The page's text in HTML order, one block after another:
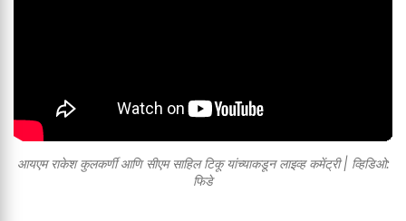
आयएम राकेश कुलकर्णी आणि सीएम साहिल टिकू यांच्याकडून लाइव्ह कमेंट्री | व्हिडिओ:
फिडे